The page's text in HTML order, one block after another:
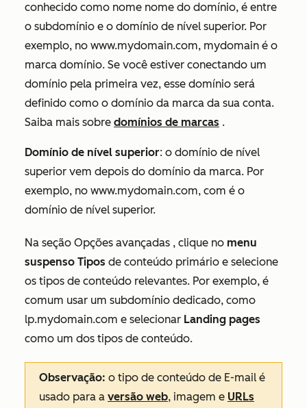
conhecido como nome nome do domínio, é entre
o subdomínio e o domínio de nível superior. Por
exemplo, no www.mydomain.com, mydomain é o
marca domínio. Se você estiver conectando um
domínio pela primeira vez, esse domínio será
definido como o domínio da marca da sua conta.
Saiba mais sobre domínios de marcas .
Domínio de nível superior: o domínio de nível
superior vem depois do domínio da marca. Por
exemplo, no www.mydomain.com, com é o
domínio de nível superior.
Na seção Opções avançadas , clique no menu
suspenso Tipos de conteúdo primário e selecione
os tipos de conteúdo relevantes. Por exemplo, é
comum usar um subdomínio dedicado, como
lp.mydomain.com e selecionar Landing pages
como um dos tipos de conteúdo.
Observação: o tipo de conteúdo de E-mail é
usado para a versão web, imagem e URLs